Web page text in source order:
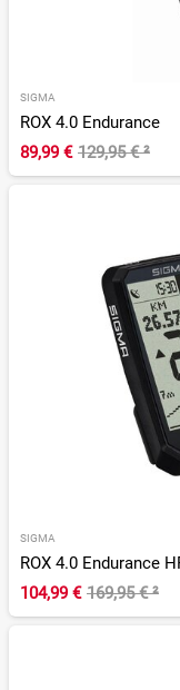
SIGMA
ROX 4.0 Endurance
89,99 € 129,95 €²
SIGMA
ROX 4.0 Endurance
104,99 € 169,95 €²